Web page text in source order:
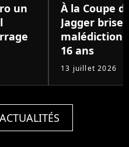
un
À la Coupe
Jagger
malédiction
16 ans
13 juillet 2026